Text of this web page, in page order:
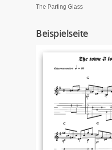
The Parting Glass
Beispielseite